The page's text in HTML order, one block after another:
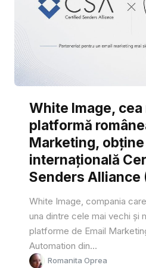
White Image,
platformă
Marketing,
internațională
Senders Alliance
White Image, compania
una dintre cele mai vechi și
platforme de Email
Automation din...
Romanita Oprea